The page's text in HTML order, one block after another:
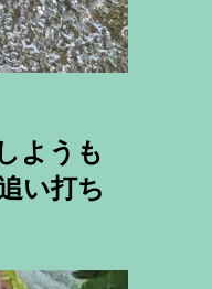
ようも
い打ち